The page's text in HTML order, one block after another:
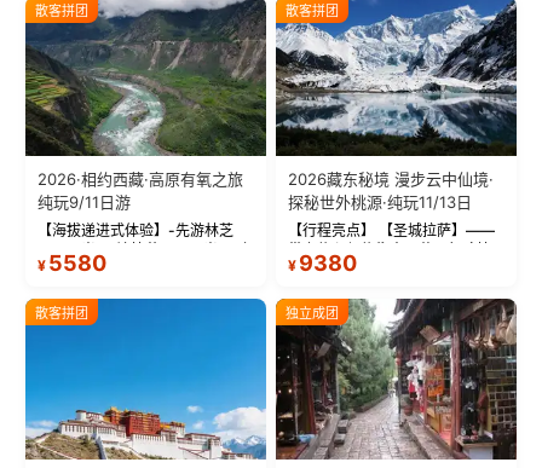
散客拼团
2026·相约西藏·高原有氧之旅
纯玩9/11日游
【海拔递进式体验】-先游林芝
(2900米)再访拉萨(3650米)，亲
测 99%游客零高反 。 【贴心保
反根本不是事儿 ！ 【无人机航
拍】-雪山/圣湖/...
¥ 5580
散客拼团
2026藏东秘境 漫步云中仙境·
探秘世外桃源·纯玩11/13日
【行程亮点】 【圣城拉萨】——
带上信心与信仰去西藏，行吟拉
萨，感受这座城与生俱来的与众
城堡寺院于一体的宏伟建筑，是
西藏最完整的古代...
¥ 9380
散客拼团 独立成团